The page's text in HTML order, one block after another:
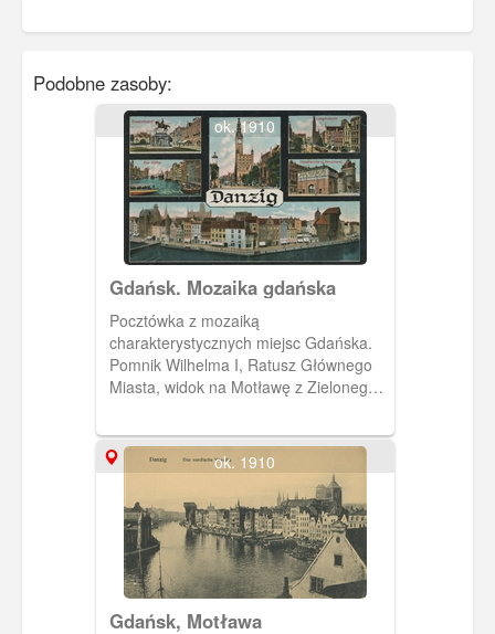
Podobne zasoby:
ok. 1910
Gdańsk. Mozaika gdańska
Pocztówka z mozaiką
charakterystycznych miejsc Gdańska.
Pomnik Wilhelma I, Ratusz Głównego
Miasta, widok na Motławę z Zielonego
Długie Pobrzeże.
ok. 1910
Gdańsk, Motława